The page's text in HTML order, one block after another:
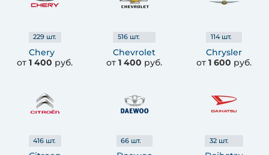
229 шт.
Chery
от1 400 руб.
516шт.
Chevrolet
от1 400 руб.
114шт.
Chrysler
от1 600 руб.
416 шт. 66 шт. 32шт.